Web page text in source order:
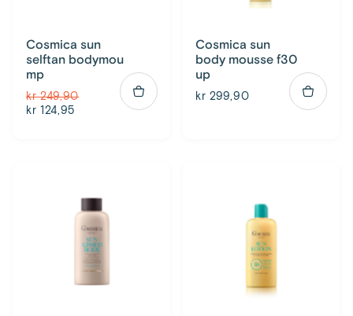
Cosmica sun
selftan bodymou
mp
kr 249,90
kr 124,95
Cosmica sun
body mousse f30
up
kr 299,90